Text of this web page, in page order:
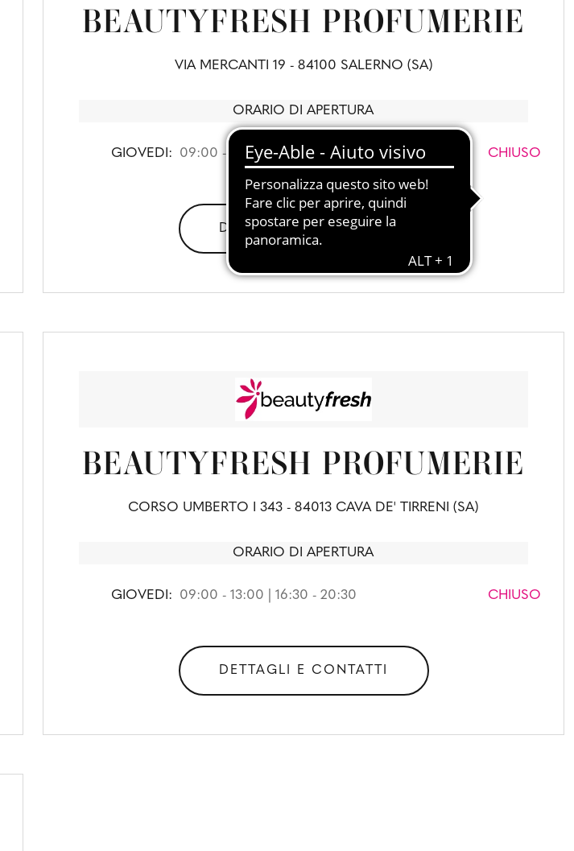
BEAUTYFRESH PROFUMERIE
VIA MERCANTI 19 - 84100 SALERNO (SA)
ORARIO DI APERTURA
GIOVEDI: 09:00 - 13:00 | 17:00 - 20:30 CHIUSO
DETTAGLI E CONTATTI
BEAUTYFRESH PROFUMERIE
CORSO UMBERTO I 343 - 84013 CAVA DE' TIRRENI (SA)
ORARIO DI APERTURA
GIOVEDI: 09:00 - 13:00 | 16:30 - 20:30 CHIUSO
DETTAGLI E CONTATTI